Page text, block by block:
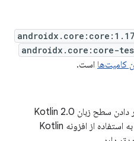
است.
کتابخانه اصلی برای هدف قرار دادن سطح زبان Kotlin 2.0
به‌روزرسانی شده است و نیاز به استفاده از افزونه Kotlin